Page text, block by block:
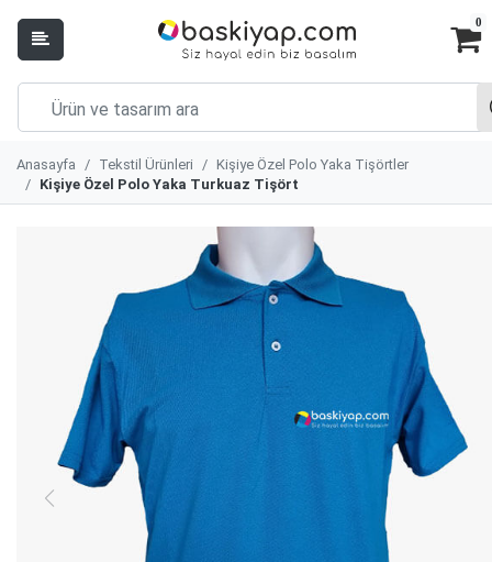
0
Anasayfa Tekstil Ürünleri
Kişiye Özel Polo Yaka Tişörtler
Kişiye Özel Polo Yaka Turkuaz Tişört